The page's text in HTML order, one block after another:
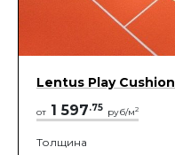
Lentus Play Cushion
от 1 597.75 руб/м2
Толщина